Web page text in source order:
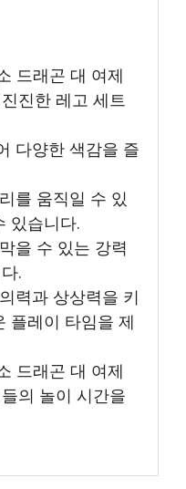
드래곤 대 여제
진한 레고 세트
다양한 색감을 즐
를 움직일 수 있
있습니다.
을 수 있는 강력
.
력과 상상력을 키
플레이 타임을 제
드래곤 대 여제
의 놀이 시간을